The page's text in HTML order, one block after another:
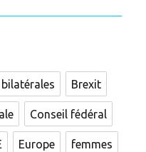
bilatérales Brexit
Conseil fédéral
Europe femmes